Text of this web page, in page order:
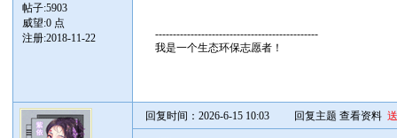
帖子:5903
威望:0 点
注册:2018-11-22
----------------------------------------------
我是一个生态环保志愿者！
回复时间：2026-6-15 10:03 回复主题 查看资料